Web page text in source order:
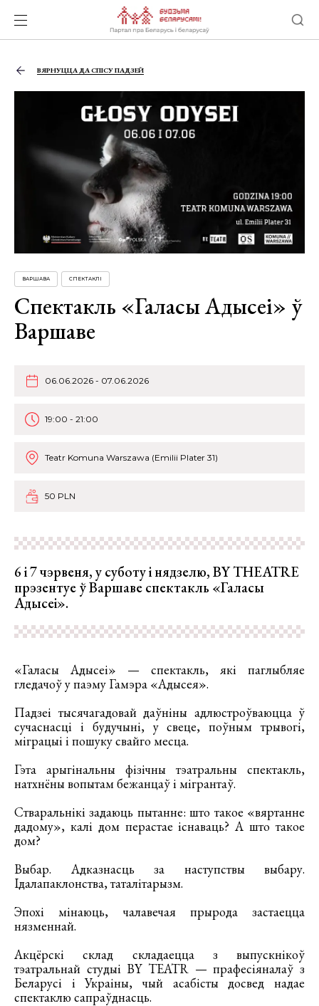
ВЯРНУЦЦА ДА СПІСУ ПАДЗЕЙ
ВАРШАВА СПЕКТАКЛІ
Спектакль «Галасы Адысеі» ў
Варшаве
06.06.2026 - 07.06.2026
19:00 - 21:00
Teatr Komuna Warszawa (Emilii Plater 31)
50 PLN
6 і 7 чэрвеня, у суботу і нядзелю, BY THEATRE
прэзентуе ў Варшаве спектакль «Галасы
Адысеі».
«Галасы Адысеі» — спектакль, які паглыбляе
гледачоў у паэму Гамэра «Адысея».
Падзеі тысячагадовай даўніны адлюстроўваюцца ў
сучаснасці і будучыні, у свеце, поўным трывогі,
міграцыі і пошуку свайго месца.
Гэта арыгінальны фізічны тэатральны спектакль,
натхнёны вопытам бежанцаў і мігрантаў.
Стваральнікі задаюць пытанне: што такое «вяртанне
дадому», калі дом перастае існаваць? А што такое
дом?
Выбар. Адказнасць за наступствы выбару.
Ідалапаклонства, таталітарызм.
Эпохі мінаюць, чалавечая прырода застаецца
нязменнай.
Акцёрскі склад складаецца з выпускнікоў
тэатральнай студыі BY TEATR — прафесіяналаў з
Беларусі і Украіны, чый асабісты досвед надае
спектаклю сапраўднасць.